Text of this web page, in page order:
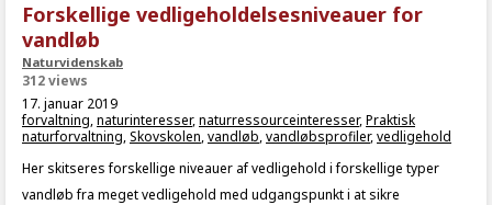
Forskellige vedligeholdelsesniveauer for
vandløb
Naturvidenskab
312 views
17. januar 2019
forvaltning,naturinteresser,naturressourceinteresser,Praktisk
naturforvaltning,Skovskolen,vandløb,vandløbsprofiler,vedligehold
Her skitseres forskellige niveauer af vedligehold i forskellige typer
vandløb fra meget vedligehold med udgangspunkt i at sikre